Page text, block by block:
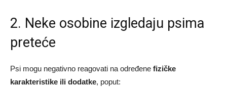
2. Neke osobine izgledaju psima
preteće
Psi mogu negativno reagovati na određene fizičke
karakteristike ili dodatke, poput: